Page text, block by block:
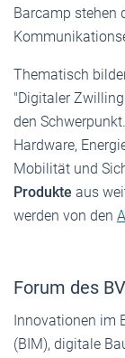
Barcamp stehen
Thematisch
"Digitaler
den Schwerpunkt.
Hardware,
Mobilität und
Produkte aus
werden von den
Forum des
Innovationen im
(BIM), digitale